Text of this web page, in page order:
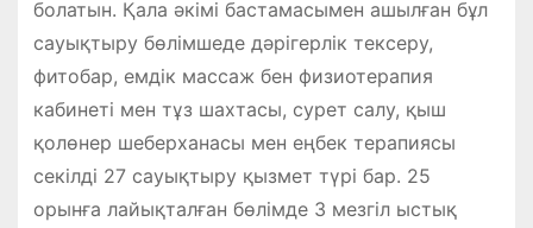
болатын. Қала әкімі бастамасымен ашылған бұл
сауықтыру бөлімшеде дәрігерлік тексеру,
фитобар, емдік массаж бен физиотерапия
кабинеті мен тұз шахтасы, сурет салу, қыш
қолөнер шеберханасы мен еңбек терапиясы
секілді 27 сауықтыру қызмет түрі бар. 25
орынға лайықталған бөлімде 3 мезгіл ыстық